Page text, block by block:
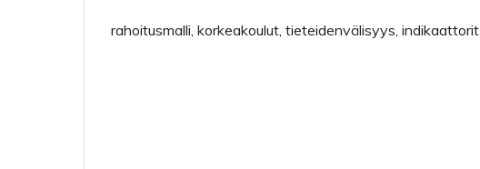
rahoitusmalli, korkeakoulut, tieteidenvälisyys, indikaattorit